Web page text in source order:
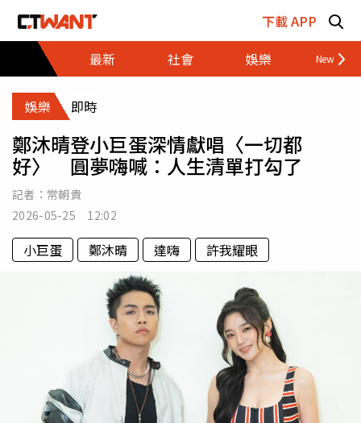
下載 APP
最新
社會 娛樂 財經
娛樂 即時
鄭沐晴登小巨蛋深情獻唱〈一切都
好〉 圓夢嗨喊：人生清單打勾了
記者： 常朝貴
2026-05-25 12:02
小巨蛋 鄭沐晴 達嗨 許我耀眼